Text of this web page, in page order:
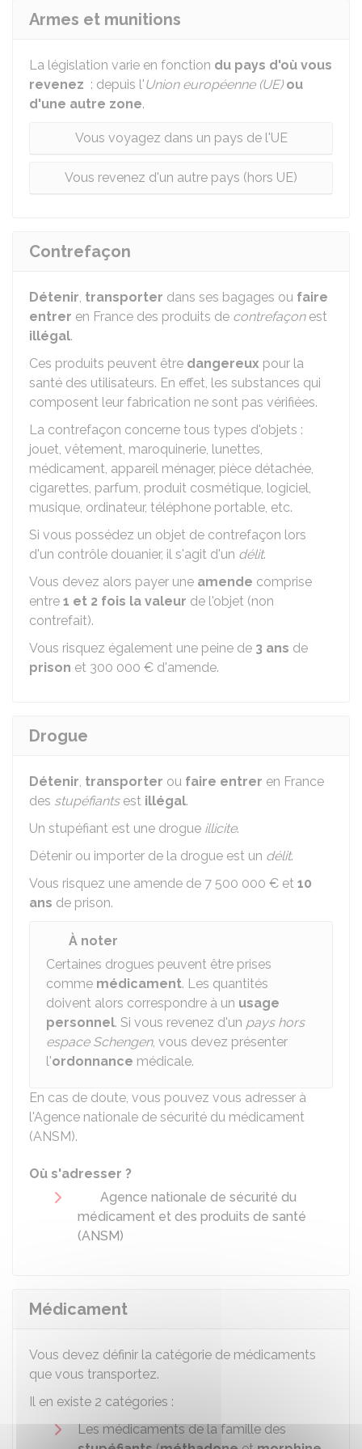
Armes et munitions
La législation varie en fonction du pays d'où vous
revenez : depuis l'Union européenne (UE)ou
d'une autre zone.
Vous voyagez dans un pays de l'UE
Vous revenez d'un autre pays (hors UE)
Contrefaçon
Détenir, transporter dans ses bagages ou faire
entrer en France des produits de contrefaçonest
illégal.
Ces produits peuvent être dangereux pour la
santé des utilisateurs. En effet, les substances qui
composent leur fabrication ne sont pas vérifiées.
La contrefaçon concerne tous types d'objets :
jouet, vêtement, maroquinerie, lunettes,
médicament, appareil ménager, pièce détachée,
cigarettes, parfum, produit cosmétique, logiciel,
musique, ordinateur, téléphone portable, etc.
Si vous possédez un objet de contrefaçon lors
d'un contrôle douanier, il s'agit d'un délit.
Vous devez alors payer une amende comprise
entre 1 et 2 fois la valeur de l'objet (non
contrefait).
Vous risquez également une peine de 3 ans de
prison et 300 000 € d'amende.
Drogue
Détenir, transporter ou faire entrer en France
des stupéfiantsest illégal.
Un stupéfiant est une drogue illicite.
Détenir ou importer de la drogue est un délit.
Vous risquez une amende de 7 500 000 € et 10
ans de prison.
À noter
Certaines drogues peuvent être prises
comme médicament. Les quantités
doivent alors correspondre à un usage
personnel. Si vous revenez d'un pays hors
espace Schengen, vous devez présenter
l'ordonnance médicale.
En cas de doute, vous pouvez vous adresser à
l'Agence nationale de sécurité du médicament
(ANSM).
Où s'adresser ?
Agence nationale de sécurité du
médicament et des produits de santé
(ANSM)
Médicament
Vous devez définir la catégorie de médicaments
que vous transportez.
Il en existe 2 catégories :
Les médicaments de la famille des